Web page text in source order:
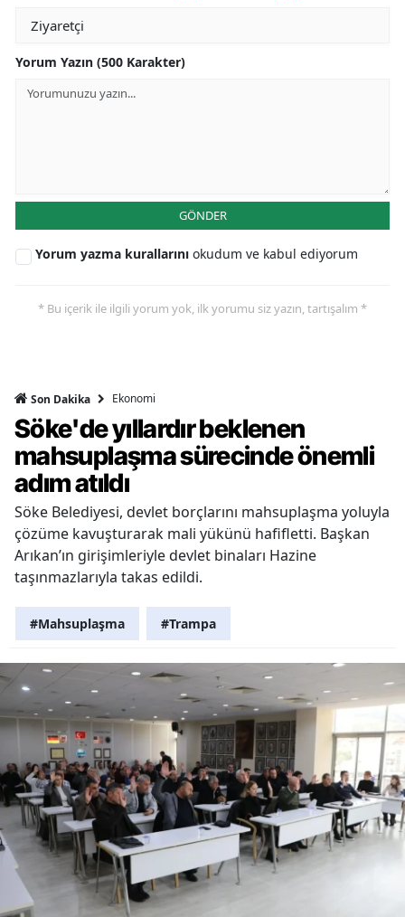
Yorum Yazın (500 Karakter)
GÖNDER
Yorum yazma kurallarını okudum ve kabul ediyorum
* Bu içerik ile ilgili yorum yok, ilk yorumu siz yazın, tartışalım *
Son Dakika Ekonomi
Söke'de yıllardır beklenen
mahsuplaşma sürecinde önemli
adım atıldı
Söke Belediyesi, devlet borçlarını mahsuplaşma yoluyla
çözüme kavuşturarak mali yükünü hafifletti. Başkan
Arıkan’ın girişimleriyle devlet binaları Hazine
taşınmazlarıyla takas edildi.
#Mahsuplaşma #Trampa